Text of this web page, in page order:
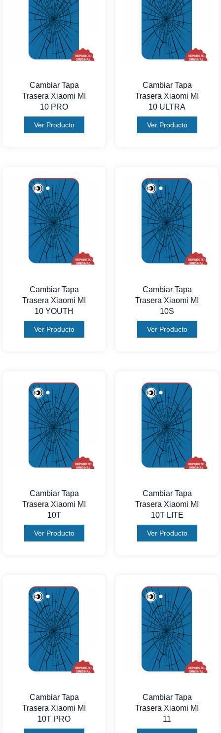
Cambiar Tapa
Trasera Xiaomi MI
10 PRO
Ver Producto
Cambiar Tapa
Trasera Xiaomi MI
10 ULTRA
Ver Producto
Cambiar Tapa
Trasera Xiaomi MI
10 YOUTH
Ver Producto
Cambiar Tapa
Trasera Xiaomi MI
10S
Ver Producto
Cambiar Tapa
Trasera Xiaomi MI
10T
Ver Producto
Cambiar Tapa
Trasera Xiaomi MI
10T LITE
Ver Producto
Cambiar Tapa
Trasera Xiaomi MI
10T PRO
Cambiar Tapa
Trasera Xiaomi MI
11